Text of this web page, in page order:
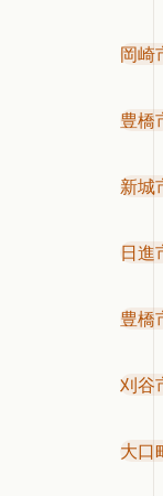
岡崎
豊橋
新城
日進
豊橋
刈谷
大口